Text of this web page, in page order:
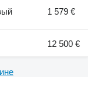
1 579 €
12 500 €